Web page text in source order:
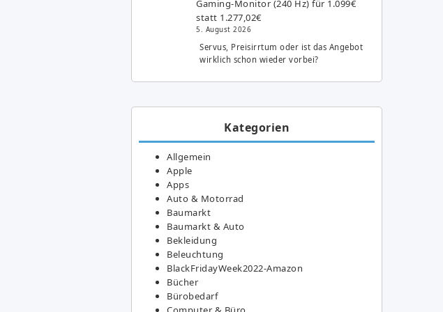
Gaming-Monitor (240 Hz) für 1.099€
statt 1.277,02€
5. August 2026
Servus, Preisirrtum oder ist das Angebot
wirklich schon wieder vorbei?
Kategorien
Allgemein
Apple
Apps
Auto & Motorrad
Baumarkt
Baumarkt & Auto
Bekleidung
Beleuchtung
BlackFridayWeek2022-Amazon
Bücher
Bürobedarf